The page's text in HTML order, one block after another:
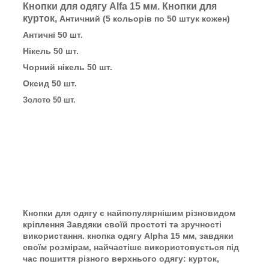
Кнопки для одягу Alfa 15 мм. Кнопки для
курток, Античний (5 кольорів по 50 штук кожен)
Античні 50 шт.
Нікель 50 шт.
Чорний нікель 50 шт.
Оксид 50 шт.
Золото 50 шт.
Кнопки для одягу є найпопулярнішим різновидом
кріплення Завдяки своїй простоті та зручності
використання. кнопка одягу Alpha 15 мм, завдяки
своїм розмірам, найчастіше використовується під
час пошиття різного верхнього одягу: курток,